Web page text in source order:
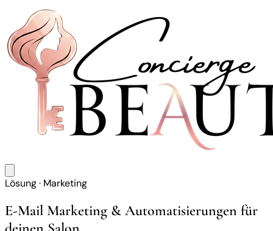
Lösung · Marketing
E-Mail Marketing & Automatisierungen für